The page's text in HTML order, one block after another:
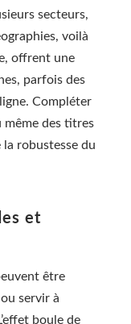
secteurs,
voilà
offrent une
parfois des
Compléter
même des titres
robustesse du
et
être
servir à
boule de